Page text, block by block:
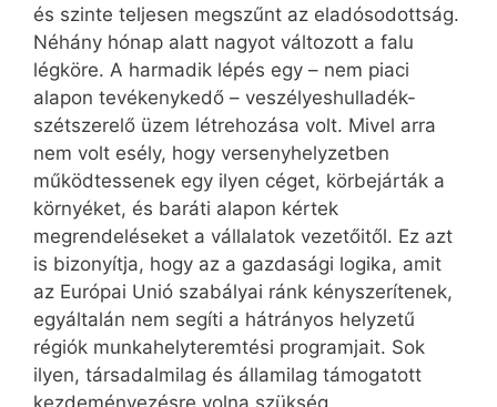
és szinte teljesen megszűnt az eladósodottság.
Néhány hónap alatt nagyot változott a falu
légköre. A harmadik lépés egy – nem piaci
alapon tevékenykedő – veszélyeshulladék-
szétszerelő üzem létrehozása volt. Mivel arra
nem volt esély, hogy versenyhelyzetben
működtessenek egy ilyen céget, körbejárták a
környéket, és baráti alapon kértek
megrendeléseket a vállalatok vezetőitől. Ez azt
is bizonyítja, hogy az a gazdasági logika, amit
az Európai Unió szabályai ránk kényszerítenek,
egyáltalán nem segíti a hátrányos helyzetű
régiók mun­kahelyteremtési programjait. Sok
ilyen, társadalmilag és államilag támogatott